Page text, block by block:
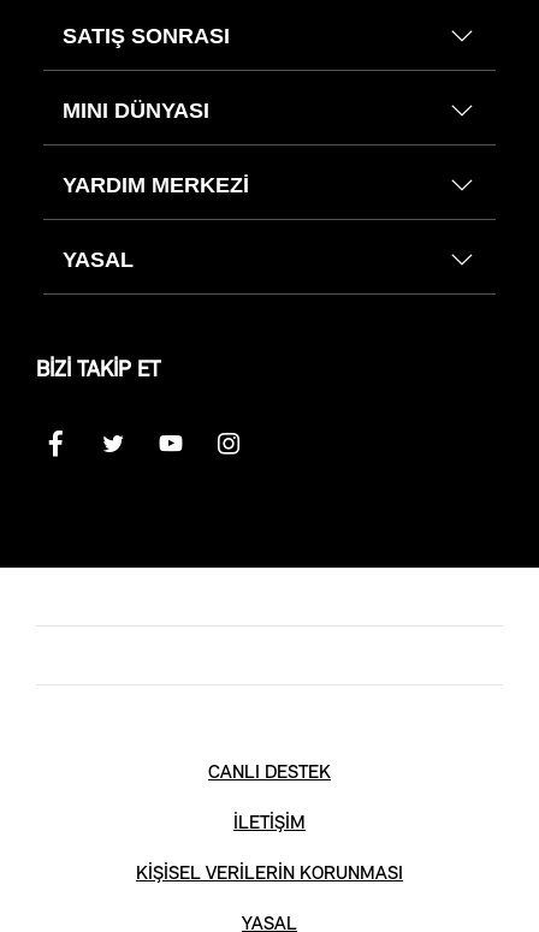
SATIŞ SONRASI
MINI DÜNYASI
YARDIM MERKEZİ
YASAL
BİZİ TAKİP ET
CANLI DESTEK
İLETİŞİM
KİŞİSEL VERİLERİN KORUNMASI
YASAL